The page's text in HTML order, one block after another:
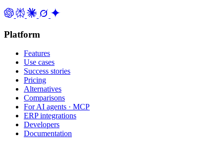
Platform
Features
Use cases
Success stories
Pricing
Alternatives
Comparisons
For AI agents · MCP
ERP integrations
Developers
Documentation